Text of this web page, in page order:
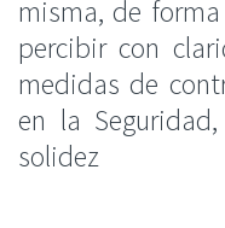
misma, de
percibir con
medidas de
en la
solidez